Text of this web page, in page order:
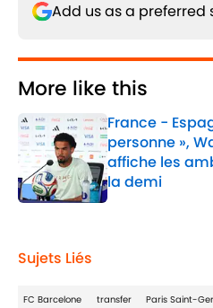
Add us as a preferred
More like this
France -
personne »,
affiche les
la demi
Published by on
Sujets Liés
FC Barcelone transfer Paris Saint-